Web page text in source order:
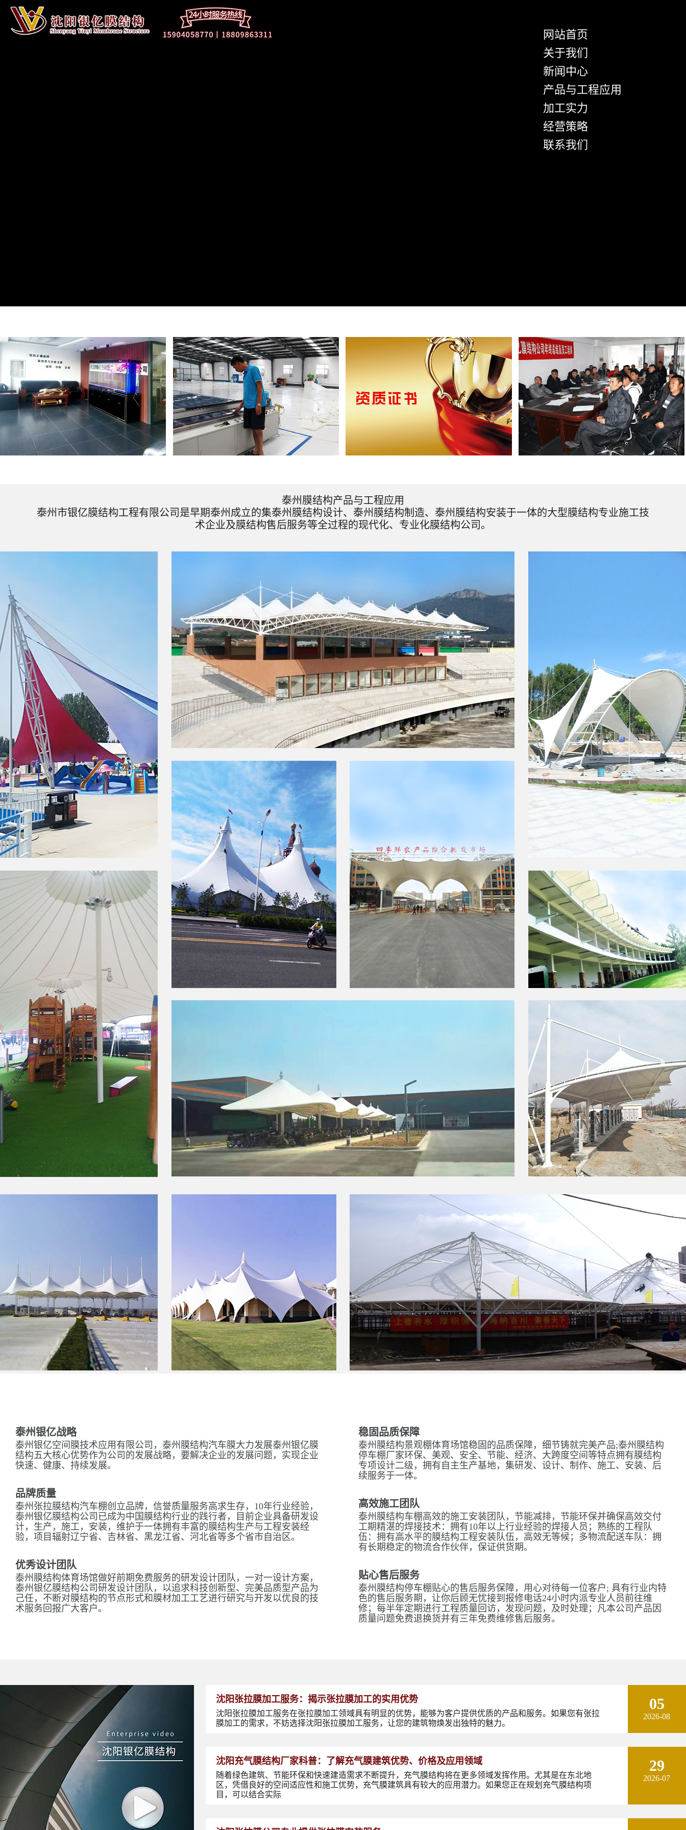
网站首页
关于我们
新闻中心
产品与工程应用
加工实力
经营策略
联系我们
泰州膜结构产品与工程应用
泰州市银亿膜结构工程有限公司是早期泰州成立的集泰州膜结构设计、泰州膜结构制造、泰州膜结构安装于一体的大型膜结构专业施工技
术企业及膜结构售后服务等全过程的现代化、专业化膜结构公司。
泰州银亿战略
泰州银亿空间膜技术应用有限公司，泰州膜结构汽车膜大力发展泰州银亿膜
结构五大核心优势作为公司的发展战略，要解决企业的发展问题，实现企业
快速、健康、持续发展。
品牌质量
泰州张拉膜结构汽车棚创立品牌，信誉质量服务高求生存，10年行业经验，
泰州银亿膜结构公司已成为中国膜结构行业的践行者，目前企业具备研发设
计，生产，施工，安装，维护于一体拥有丰富的膜结构生产与工程安装经
验，项目辐射辽宁省、吉林省、黑龙江省、河北省等多个省市自治区。
优秀设计团队
泰州膜结构体育场馆做好前期免费服务的研发设计团队，一对一设计方案，
泰州银亿膜结构公司研发设计团队，以追求科技创新型、完美品质型产品为
己任，不断对膜结构的节点形式和膜材加工工艺进行研究与开发以优良的技
术服务回报广大客户。
稳固品质保障
泰州膜结构景观棚体育场馆稳固的品质保障，细节铸就完美产品;泰州膜结构
停车棚厂家环保、美观、安全、节能、经济、大跨度空间等特点拥有膜结构
专项设计二级，拥有自主生产基地，集研发、设计、制作、施工、安装、后
续服务于一体。
高效施工团队
泰州膜结构车棚高效的施工安装团队，节能减排，节能环保并确保高效交付
工期精湛的焊接技术：拥有10年以上行业经验的焊接人员；熟练的工程队
伍：拥有高水平的膜结构工程安装队伍，高效无等候；多物流配送车队：拥
有长期稳定的物流合作伙伴，保证供货期。
贴心售后服务
泰州膜结构停车棚贴心的售后服务保障，用心对待每一位客户; 具有行业内特
色的售后服务期，让你后顾无忧接到报修电话24小时内派专业人员前往维
修；每半年定期进行工程质量回访，发现问题，及时处理；凡本公司产品因
质量问题免费退换货并有三年免费维修售后服务。
沈阳张拉膜加工服务：揭示张拉膜加工的实用优势
沈阳张拉膜加工服务在张拉膜加工领域具有明显的优势，能够为客户提供优质的产品和服务。如果您有张拉
膜加工的需求，不妨选择沈阳张拉膜加工服务，让您的建筑物焕发出独特的魅力。
05
2026-08
沈阳充气膜结构厂家科普：了解充气膜建筑优势、价格及应用领域
随着绿色建筑、节能环保和快速建造需求不断提升，充气膜结构将在更多领域发挥作用。尤其是在东北地
区，凭借良好的空间适应性和施工优势，充气膜建筑具有较大的应用潜力。如果您正在规划充气膜结构项
目，可以结合实际
29
2026-07